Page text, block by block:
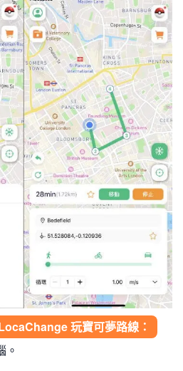
玩寶可夢路線：
。